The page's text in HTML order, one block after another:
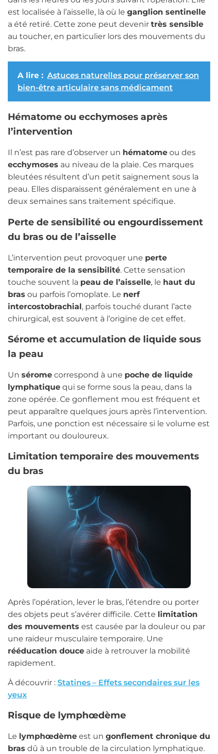
est localisée à l’aisselle, là où le ganglion sentinelle
a été retiré. Cette zone peut devenir très sensible
au toucher, en particulier lors des mouvements du
bras.
A lire : Astuces naturelles pour préserver son
bien-être articulaire sans médicament
Hématome ou ecchymoses après
l’intervention
Il n’est pas rare d’observer un hématome ou des
ecchymoses au niveau de la plaie. Ces marques
bleutées résultent d’un petit saignement sous la
peau. Elles disparaissent généralement en une à
deux semaines sans traitement spécifique.
Perte de sensibilité ou engourdissement
du bras ou de l’aisselle
L’intervention peut provoquer une perte
temporaire de la sensibilité. Cette sensation
touche souvent la peau de l’aisselle, le haut du
bras ou parfois l’omoplate. Le nerf
intercostobrachial, parfois touché durant l’acte
chirurgical, est souvent à l’origine de cet effet.
Sérome et accumulation de liquide sous
la peau
Un sérome correspond à une poche de liquide
lymphatique qui se forme sous la peau, dans la
zone opérée. Ce gonflement mou est fréquent et
peut apparaître quelques jours après l’intervention.
Parfois, une ponction est nécessaire si le volume est
important ou douloureux.
Limitation temporaire des mouvements
du bras
Après l’opération, lever le bras, l’étendre ou porter
des objets peut s’avérer difficile. Cette limitation
des mouvements est causée par la douleur ou par
une raideur musculaire temporaire. Une
rééducation douce aide à retrouver la mobilité
rapidement.
À découvrir : Statines – Effets secondaires sur les
yeux
Risque de lymphœdème
Le lymphœdème est un gonflement chronique du
bras dû à un trouble de la circulation lymphatique.